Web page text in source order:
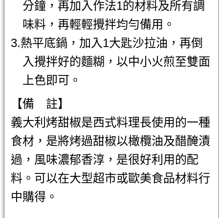
分鐘，再加入作法1的材料及所有調
味料，再輕輕攪拌均勻備用。
3.熱平底鍋，加入1大匙沙拉油，再倒
入攪拌好的麵糊，以中小火煎至雙面
上色即可。
【備 註】
義大利烤甜椒是西式料理長使用的一種
食材，是將烤過甜椒以橄欖油及醋醃漬
過，風味濃郁香淳，是很好利用的配
料。可以在大型超市或歐美食品材料行
中購得。